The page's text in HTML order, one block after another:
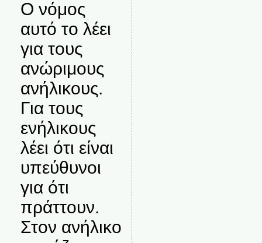
Ο νόμος
αυτό το λέει
για τους
ανώριμους
ανήλικους.
Για τους
ενήλικους
λέει ότι είναι
υπεύθυνοι
για ότι
πράττουν.
Στον ανήλικο